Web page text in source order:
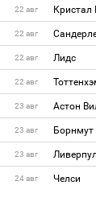
22 авг Кристал
22 авг
22 авг Лидс
22 авг
23 авг Астон
23 авг Борнмут
23 авг
24 авг Челси